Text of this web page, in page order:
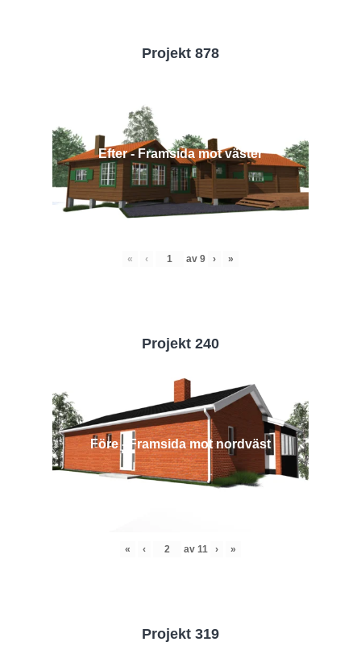
Projekt 878
Efter - Framsida mot väster
« ‹ av 9 › »
Projekt 240
Före - Framsida mot nordväst
« ‹ av 11 › »
Projekt 319